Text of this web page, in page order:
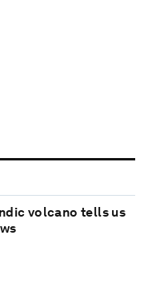
volcano tells us